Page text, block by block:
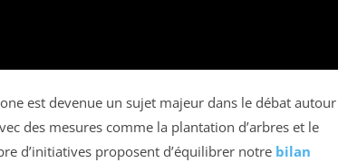
est devenue un sujet majeur dans le débat autour
des mesures comme la plantation d’arbres et le
d’initiatives proposent d’équilibrer notre bilan